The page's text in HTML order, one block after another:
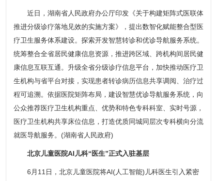
近日，湖南省人民政府办公厅印发《关于构建矩阵式医联体
推进分级诊疗落地见效的实施方案》，提出数智化赋能整合型医
疗卫生服务体系建设。探索开发智慧转诊和优诊导航服务系统。
统筹整合全省居民健康信息资源，推进跨区域、跨机构间居民健
康信息互联互通。升级全省分级诊疗信息平台，加快推动医疗卫
生机构与省平台对接，实现患者转诊病历信息共享调阅、治疗过
程可追溯。依据医院矩阵布局，建设智慧优诊导航服务系统，向
公众推荐医疗卫生机构重点、优势和特色专科科室、实时号源，
医疗卫生机构共享床位信息，打造优质同城同层次专科横向分流
就医导航服务。(湖南省人民政府)
北京儿童医院AI儿科“医生”正式入驻基层
6月11日，北京儿童医院将AI(人工智能)儿科医生引入紧密